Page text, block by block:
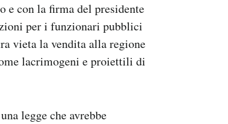
e con la firma del presidente
per i funzionari pubblici
vieta la vendita alla regione
lacrimogeni e proiettili di
legge che avrebbe